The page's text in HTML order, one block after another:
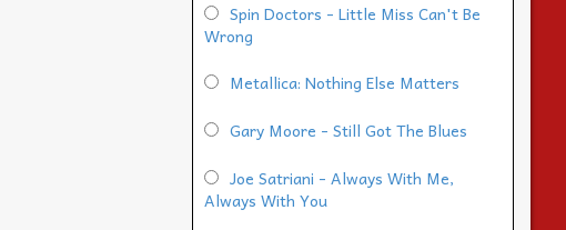
Spin Doctors - Little Miss Can't Be
Wrong
Metallica: Nothing Else Matters
Gary Moore - Still Got The Blues
Joe Satriani - Always With Me,
Always With You